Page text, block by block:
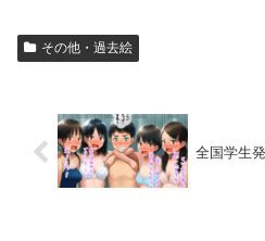
その他・過去絵
全国学生